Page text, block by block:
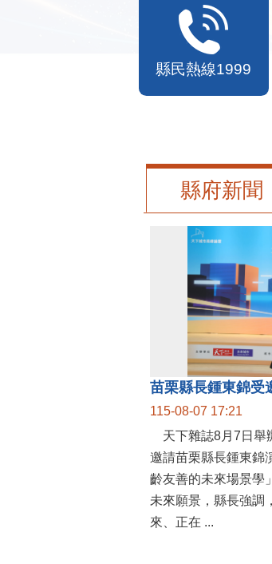
縣民熱線1999
縣府新聞
115-08-07 17:21
天下雜誌8月7日舉
邀請苗栗縣長鍾東錦
齡友善的未來場景學
未來願景，縣長強調
來、正在 ...